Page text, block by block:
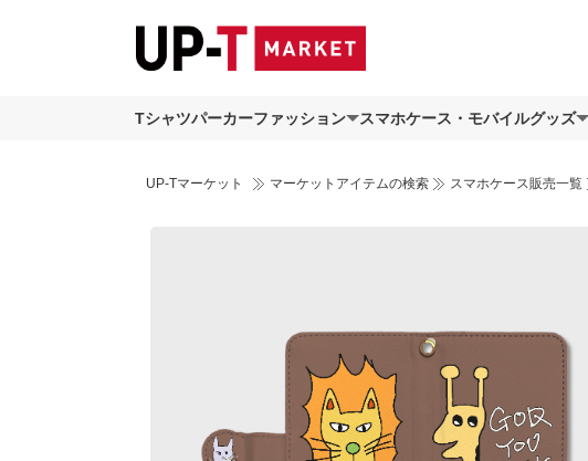
Tシャツパーカーファッション スマホケース・モバイルグッズ
UP-Tマーケット マーケットアイテムの検索 スマホケース販売一覧